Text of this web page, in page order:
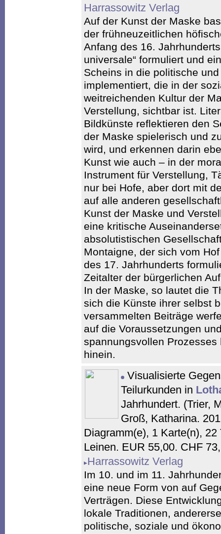
Harrassowitz Verlag
Auf der Kunst der Maske
der frühneuzeitlichen
Anfang des 16.
universale“ formuliert und
Scheins in die politische
implementiert, die in der
weitreichenden Kultur der
Verstellung, sichtbar ist.
Bildkünste reflektieren den
der Maske spielerisch und
wird, und erkennen darin
Kunst wie auch – in der
Instrument für Verstellung,
nur bei Hofe, aber dort mit
auf alle anderen
Kunst der Maske und
eine kritische
absolutistischen
Montaigne, der sich vom
des 17. Jahrhunderts
Zeitalter der bürgerlichen
In der Maske, so lautet die
sich die Künste ihrer selbst
versammelten Beiträge
auf die Voraussetzungen
spannungsvollen
hinein.
Visualisierte
Teilurkunden in
Jahrhundert. (Trier,
Groß, Katharina.
Diagramm(e), 1 Karte(n),
Leinen. EUR 55,00. CHF
Harrassowitz Verlag
Im 10. und im 11.
eine neue Form von auf
Verträgen. Diese
lokale Traditionen,
politische, soziale und